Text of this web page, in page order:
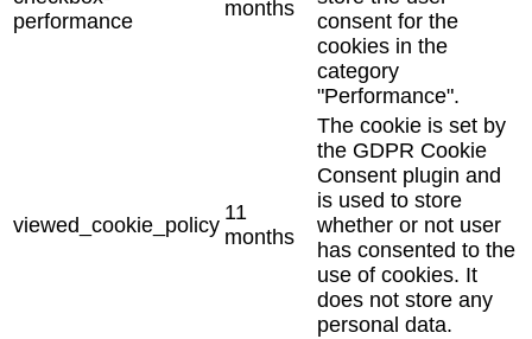
performance
months
consent for the
cookies in the
category
"Performance".
viewed_cookie_policy
11
months
The cookie is set by
the GDPR Cookie
Consent plugin and
is used to store
whether or not user
has consented to the
use of cookies. It
does not store any
personal data.